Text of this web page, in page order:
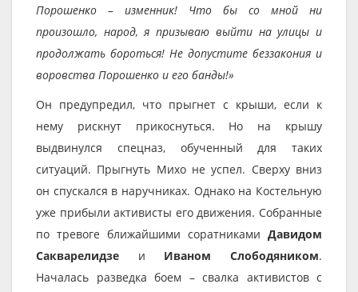
Порошенко – изменник! Что бы со мной ни
произошло, народ, я призываю выйти на улицы и
продолжать бороться! Не допустите беззакония и
воровства Порошенко и его банды!»
Он предупредил, что прыгнет с крыши, если к
нему рискнут прикоснуться. Но на крышу
выдвинулся спецназ, обученный для таких
ситуаций. Прыгнуть Михо не успел. Сверху вниз
он спускался в наручниках. Однако на Костельную
уже прибыли активисты его движения. Собранные
по тревоге ближайшими соратниками Давидом
Сакварелидзе и Иваном Слободяником.
Началась разведка боем – свалка активистов с